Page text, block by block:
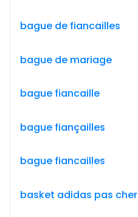
bague de fiancailles
bague de mariage
bague fiancaille
bague fiançailles
bague fiancailles
basket adidas pas cher